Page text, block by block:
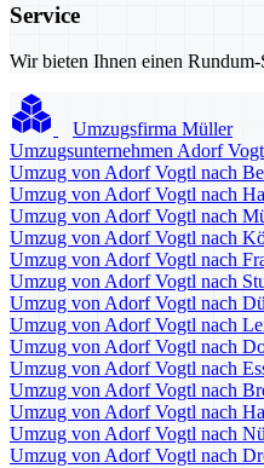
Service
Wir bieten Ihnen einen
Umzugsfirma Müller
Umzugsunternehmen Adorf
Umzug von Adorf Vogtl nach
Umzug von Adorf Vogtl nach
Umzug von Adorf Vogtl nach
Umzug von Adorf Vogtl nach
Umzug von Adorf Vogtl nach
Umzug von Adorf Vogtl nach
Umzug von Adorf Vogtl nach
Umzug von Adorf Vogtl nach
Umzug von Adorf Vogtl nach
Umzug von Adorf Vogtl nach
Umzug von Adorf Vogtl nach
Umzug von Adorf Vogtl nach
Umzug von Adorf Vogtl nach
Umzug von Adorf Vogtl nach